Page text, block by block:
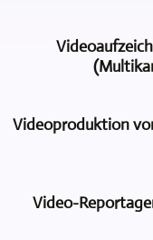
Videoproduktion
Video-